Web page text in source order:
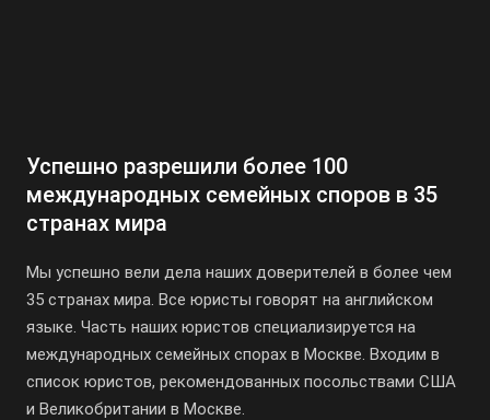
Успешно разрешили более 100
международных семейных споров в 35
странах мира
Мы успешно вели дела наших доверителей в более чем
35 странах мира. Все юристы говорят на английском
языке. Часть наших юристов специализируется на
международных семейных спорах в Москве. Входим в
список юристов, рекомендованных посольствами США
и Великобритании в Москве.